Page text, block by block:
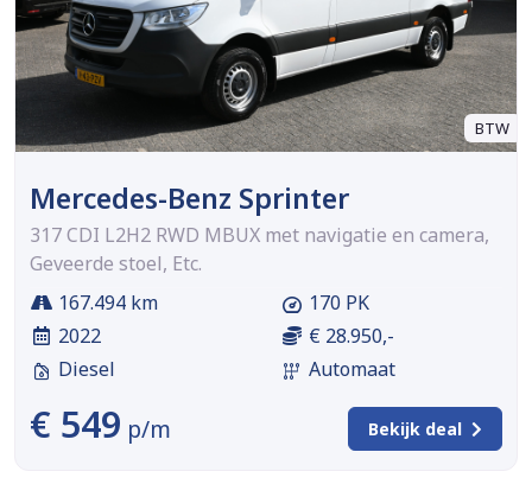
BTW
Mercedes-Benz Sprinter
317 CDI L2H2 RWD MBUX met navigatie en camera,
Geveerde stoel, Etc.
167.494 km
2022
Diesel
170 PK
€ 28.950,-
Automaat
€ 549 p/m Bekijk deal